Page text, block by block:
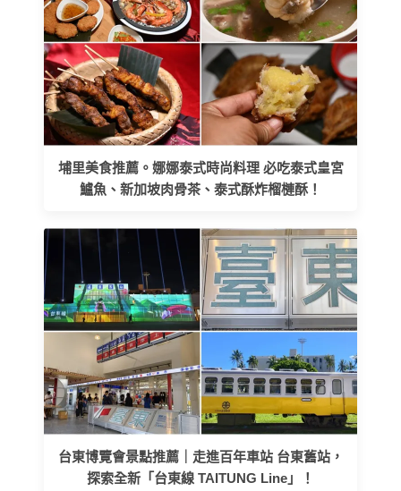
埔里美食推薦。娜娜泰式時尚料理 必吃泰式皇宮
鱸魚、新加坡肉骨茶、泰式酥炸榴槤酥！
台東博覽會景點推薦｜走進百年車站 台東舊站，
探索全新「台東線 TAITUNG Line」！